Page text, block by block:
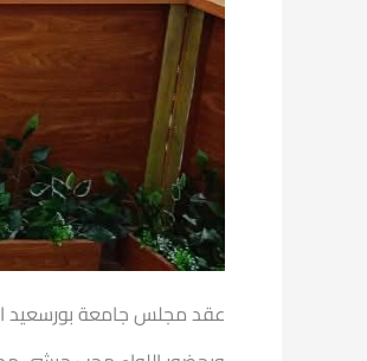
عقد مجلس جامعة بورسعيد